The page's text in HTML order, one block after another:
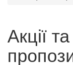
Акції